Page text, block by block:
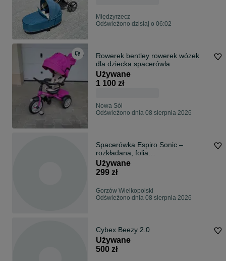
Międzyrzecz
Odświeżono dzisiaj o 06:02
Rowerek bentley rowerek wózek
dla dziecka spacerówla
Używane
1 100 zł
Nowa Sól
Odświeżono dnia 08 sierpnia 2026
Spacerówka Espiro Sonic –
rozkładana, folia
przeciwdeszczowa, duża budka
Używane
299 zł
Gorzów Wielkopolski
Odświeżono dnia 08 sierpnia 2026
Cybex Beezy 2.0
Używane
500 zł